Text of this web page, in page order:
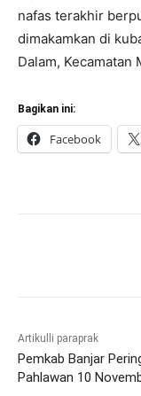
nafas terakhir
dimakamkan di
Dalam, Kecamatan
Bagikan ini:
Facebook
Artikulli paraprak
Pemkab Banjar
Pahlawan 10